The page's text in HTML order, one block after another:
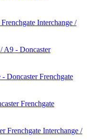
Interchange /
A9 - Doncaster
Doncaster Frenchgate
Frenchgate
Frenchgate Interchange /